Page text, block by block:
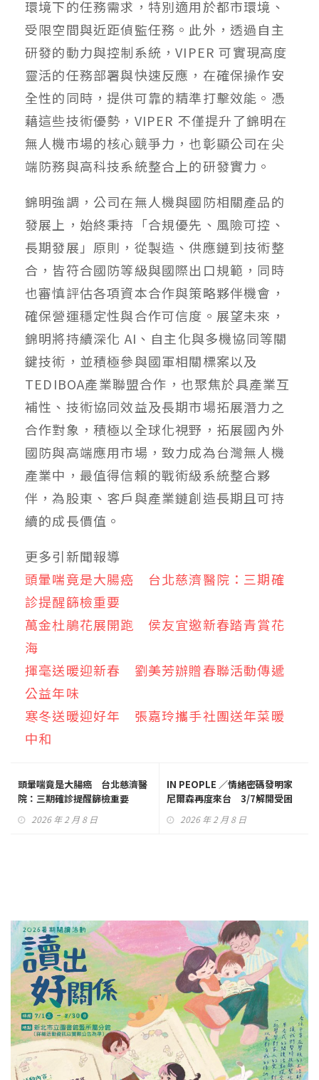
環境下的任務需求，特別適用於都市環境、
受限空間與近距偵監任務。此外，透過自主
研發的動力與控制系統，VIPER 可實現高度
靈活的任務部署與快速反應，在確保操作安
全性的同時，提供可靠的精準打擊效能。憑
藉這些技術優勢，VIPER 不僅提升了錦明在
無人機市場的核心競爭力，也彰顯公司在尖
端防務與高科技系統整合上的研發實力。
錦明強調，公司在無人機與國防相關產品的
發展上，始終秉持「合規優先、風險可控、
長期發展」原則，從製造、供應鏈到技術整
合，皆符合國防等級與國際出口規範，同時
也審慎評估各項資本合作與策略夥伴機會，
確保營運穩定性與合作可信度。展望未來，
錦明將持續深化 AI、自主化與多機協同等關
鍵技術，並積極參與國軍相關標案以及
TEDIBOA產業聯盟合作，也聚焦於具產業互
補性、技術協同效益及長期市場拓展潛力之
合作對象，積極以全球化視野，拓展國內外
國防與高端應用市場，致力成為台灣無人機
產業中，最值得信賴的戰術級系統整合夥
伴，為股東、客戶與產業鏈創造長期且可持
續的成長價值。
更多引新聞報導
頭暈喘竟是大腸癌 台北慈濟醫院：三期確
診提醒篩檢重要
萬金杜鵑花展開跑 侯友宜邀新春踏青賞花
海
揮毫送暖迎新春 劉美芳辦贈春聯活動傳遞
公益年味
寒冬送暖迎好年 張嘉玲攜手社團送年菜暖
中和
頭暈喘竟是大腸癌 台北慈濟醫
院：三期確診提醒篩檢重要
2026 年 2 月 8 日
IN PEOPLE ／情緒密碼發明家
尼爾森再度來台 3/7解開受困
2026 年 2 月 8 日